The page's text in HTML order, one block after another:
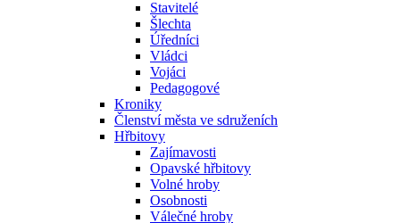
Stavitelé
Šlechta
Úředníci
Vládci
Vojáci
Pedagogové
Kroniky
Členství města ve sdruženích
Hřbitovy
Zajímavosti
Opavské hřbitovy
Volné hroby
Osobnosti
Válečné hroby